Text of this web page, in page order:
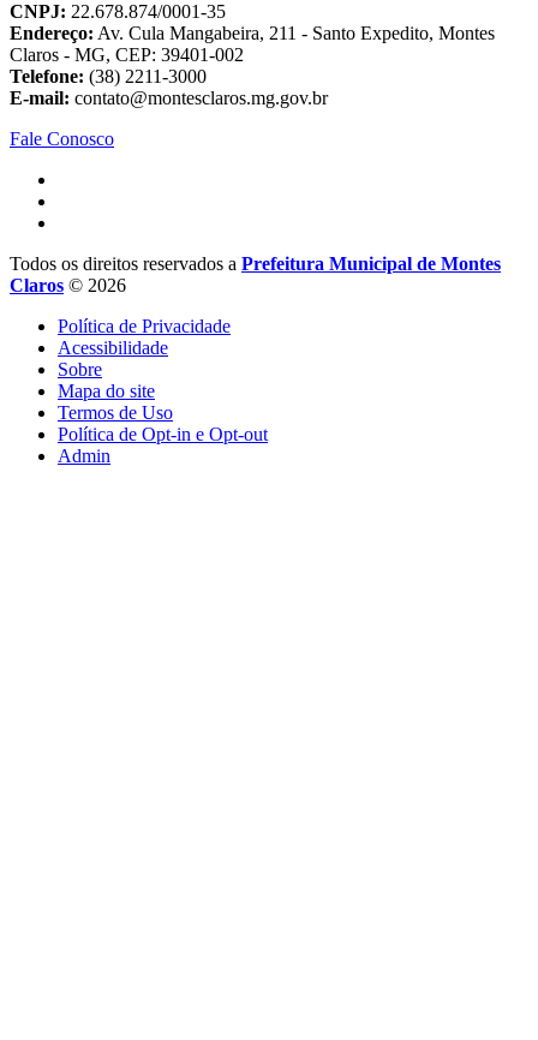
CNPJ: 22.678.874/0001-35
Endereço: Av. Cula Mangabeira, 211 - Santo Expedito, Montes
Claros - MG, CEP: 39401-002
Telefone: (38) 2211-3000
E-mail: contato@montesclaros.mg.gov.br
Fale Conosco
Todos os direitos reservados a Prefeitura Municipal de Montes
Claros © 2026
Política de Privacidade
Acessibilidade
Sobre
Mapa do site
Termos de Uso
Política de Opt-in e Opt-out
Admin